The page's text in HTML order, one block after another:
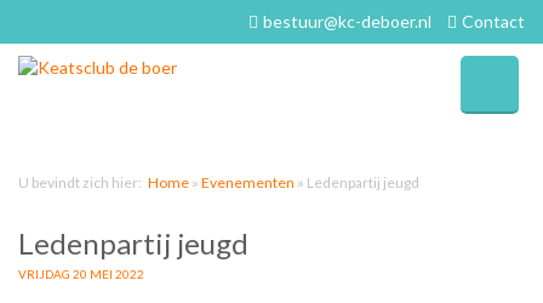
bestuur@kc-deboer.nl Contact
U bevindt zich hier: Home » Evenementen » Ledenpartij jeugd
Ledenpartij jeugd
VRIJDAG 20 MEI 2022